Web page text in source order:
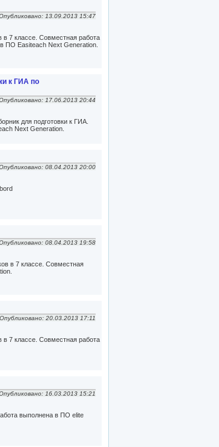
13.09.2013 15:47
в 7 классе. Совместная работа
ПО Easiteach Next Generation.
к ГИА по
17.06.2013 20:44
для подготовки к ГИА.
Next Generation.
08.04.2013 20:00
08.04.2013 19:58
в 7 классе. Совместная
20.03.2013 17:11
в 7 классе. Совместная работа
16.03.2013 15:21
выполнена в ПО elite